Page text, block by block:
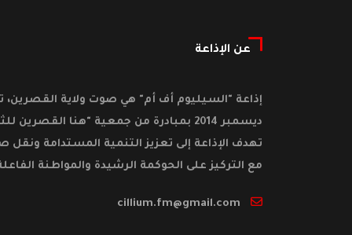
عن الإذاعة
ديسمبر 2014 بمبادرة من جمعية "هنا القصرين
تهدف الإذاعة إلى تعزيز التنمية المستدامة ونقل
مع التركيز على الحوكمة الرشيدة والمواطنة
cillium.fm@gmail.com